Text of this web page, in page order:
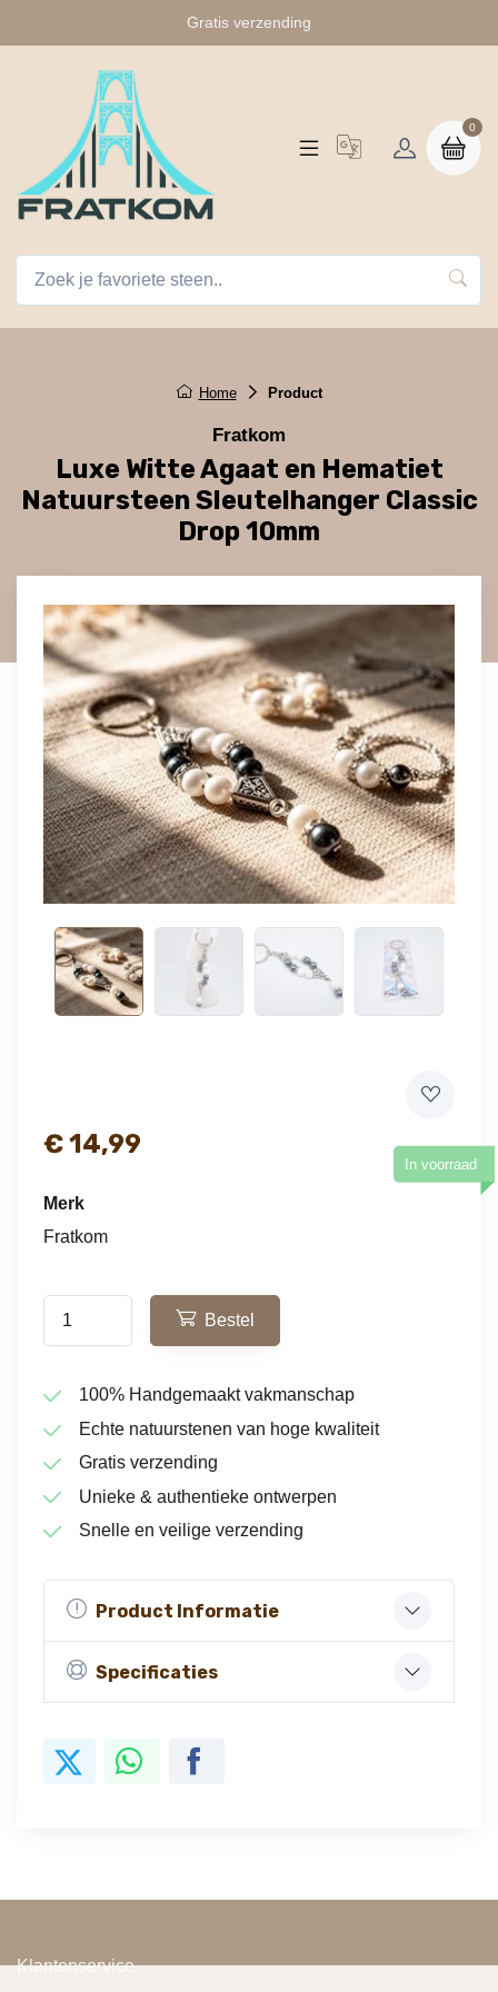
Gratis verzending
0
Home Product
Fratkom
Luxe Witte Agaat en Hematiet
Natuursteen Sleutelhanger Classic
Drop 10mm
€14,99
In voorraad
Merk
Fratkom
Bestel
100% Handgemaakt vakmanschap
Echte natuurstenen van hoge kwaliteit
Gratis verzending
Unieke & authentieke ontwerpen
Snelle en veilige verzending
Product Informatie
Specificaties
Klantenservice